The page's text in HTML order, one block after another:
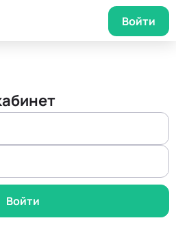
Войти